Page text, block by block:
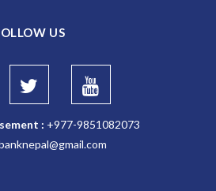
US
: +977-9851082073